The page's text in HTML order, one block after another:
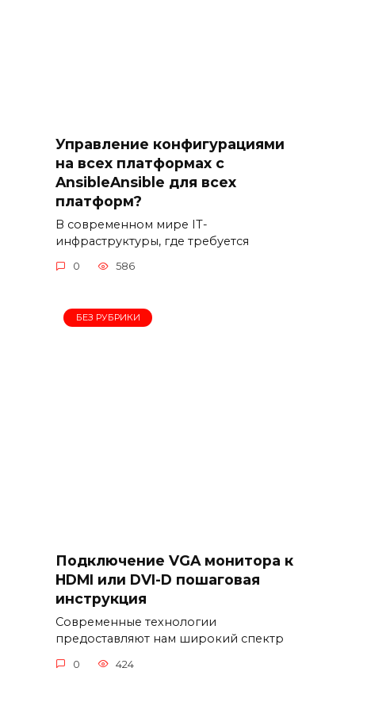
Управление конфигурациями
на всех платформах с
AnsibleAnsible для всех
платформ?
В современном мире IT-
инфраструктуры, где требуется
0 586
БЕЗ РУБРИКИ
Подключение VGA монитора к
HDMI или DVI-D пошаговая
инструкция
Современные технологии
предоставляют нам широкий спектр
0 424